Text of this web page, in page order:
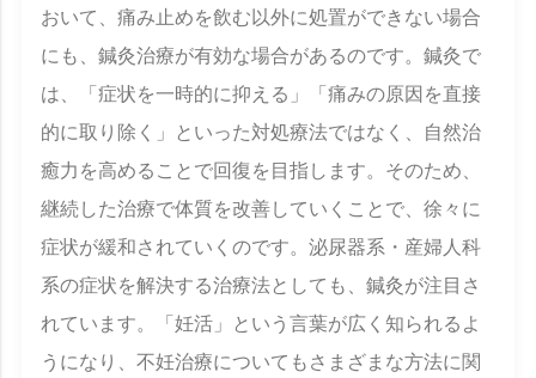
おいて、痛み止めを飲む以外に処置ができない場合
にも、鍼灸治療が有効な場合があるのです。鍼灸で
は、「症状を一時的に抑える」「痛みの原因を直接
的に取り除く」といった対処療法ではなく、自然治
癒力を高めることで回復を目指します。そのため、
継続した治療で体質を改善していくことで、徐々に
症状が緩和されていくのです。泌尿器系・産婦人科
系の症状を解決する治療法としても、鍼灸が注目さ
れています。「妊活」という言葉が広く知られるよ
うになり、不妊治療についてもさまざまな方法に関